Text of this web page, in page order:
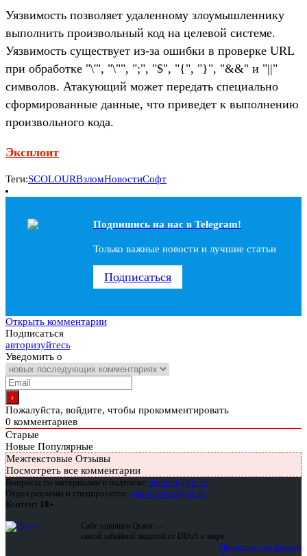
Уязвимость позволяет удаленному злоумышленнику
выполнить произвольный код на целевой системе.
Уязвимость существует из-за ошибки в проверке URL
при обработке "\'", "\"", ";", "$", "{", "}", "&&" и "||"
символов. Атакующий может передать специально
сформированные данные, что приведет к выполнению
произвольного кода.
Эксплоит
Теги:SCOLOURВзломНовостиСофт
Подпишись на наc в Telegram!
Только важные новости и лучшие статьи
Подписаться
Открыть комментарии
Подписаться
авторизуйтесь
Уведомить о
Пожалуйста, войдите, чтобы прокомментировать
0 комментариев
Старые
Новые Популярные
Межтекстовые Отзывы
Посмотреть все комментарии
Вопросы по материалам и подписке: support@glc.ru
Отдел рекламы и спецпроектов: yakovleva.a@glc.ru
Контент 18+
Сайт защищен Qrator —
самой забойной защитой от DDoS в мире
Подписка для физлиц